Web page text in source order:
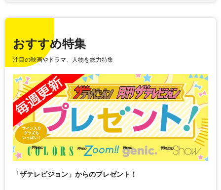
おすすめ特集
注目の映画やドラマ、人物を総力特集
「ザテレビジョン」からのプレゼント！